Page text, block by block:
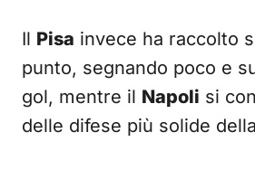
Il Pisa invece ha raccolto
punto, segnando poco e
gol, mentre il Napoli si
delle difese più solide